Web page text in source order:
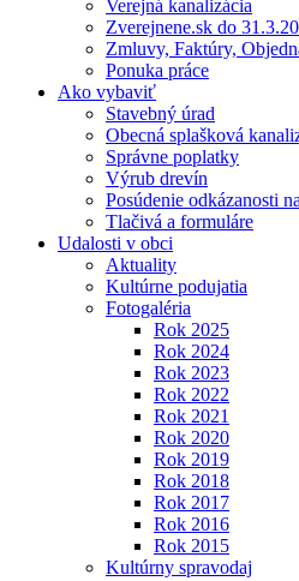
Verejná kanalizácia
Zverejnene.sk do
Zmluvy, Faktúry,
Ponuka práce
Ako vybaviť
Stavebný úrad
Obecná splašková
Správne poplatky
Výrub drevín
Posúdenie odkázanosti
Tlačivá a formuláre
Udalosti v obci
Aktuality
Kultúrne podujatia
Fotogaléria
Rok 2025
Rok 2024
Rok 2023
Rok 2022
Rok 2021
Rok 2020
Rok 2019
Rok 2018
Rok 2017
Rok 2016
Rok 2015
Kultúrny spravodaj